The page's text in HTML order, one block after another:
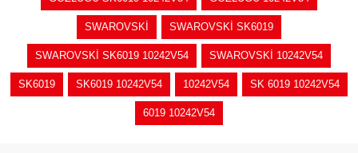
SWAROVSKİ SWAROVSKİ SK6019
SWAROVSKİ SK6019 10242V54 SWAROVSKİ 10242V54
SK6019 SK6019 10242V54 10242V54 SK 6019 10242V54
6019 10242V54